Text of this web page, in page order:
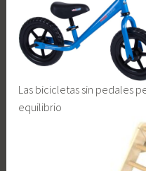
Las bicicletas sin pedales
equilibrio